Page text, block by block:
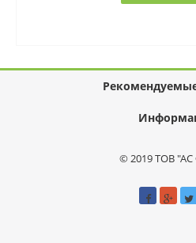
© 2019 ТОВ "АС